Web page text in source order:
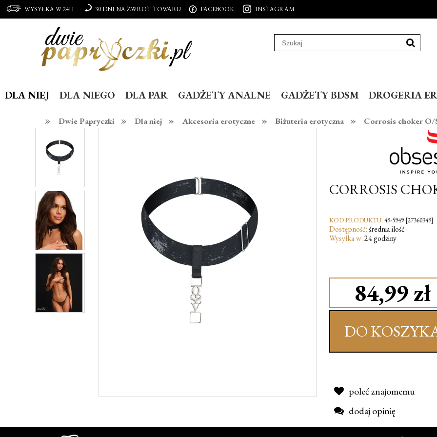
DLA NIEJ DLA NIEGO DLA PAR GADŻETY ANALNE GADŻETY BDSM
DROGERIA
»
Dwie Papryczki » Dla niej » Akcesoria erotyczne » Biżuteria erotyczna » Corrosis choker O/
WYSYŁKA W 24H 30 DNI NA ZWROT TOWARU FACEBOOK INSTAGRAM
CORROSIS
KOD PRODUKTU: 49-5949 [27360349]
Dostępność:średnia ilość
Wysyłka w:24 godziny
84,99 zł
DO
poleć znajomemu
dodaj opinię